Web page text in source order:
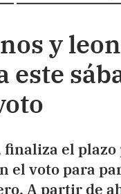
y
este
finaliza el
el voto para
A partir de